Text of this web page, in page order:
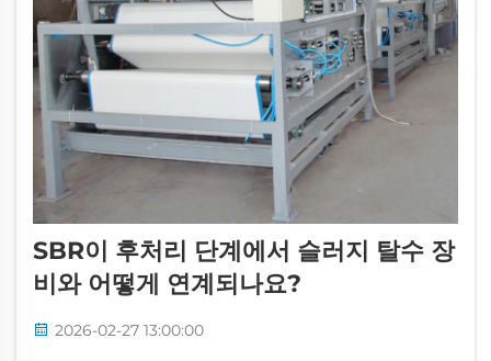
SBR이 후처리 단계에서 슬러지 탈수 장
비와 어떻게 연계되나요?
2026-02-27 13:00:00